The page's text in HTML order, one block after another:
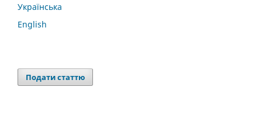
Українська
English
Подати статтю